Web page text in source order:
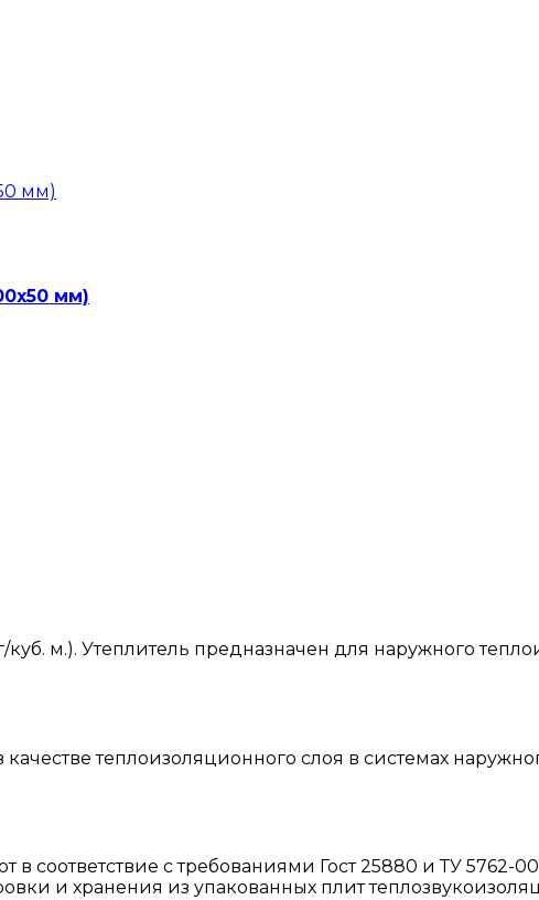
мм)
м.). Утеплитель предназначен для наружного
теплоизоляционного слоя в системах
соответствие с требованиями Гост 25880 и ТУ 5762-
и хранения из упакованных плит